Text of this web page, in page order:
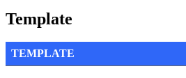
Template
TEMPLATE